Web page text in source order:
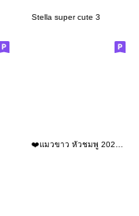
Stella super cute 3
❤️แมวขาว หัวชมพู 2026❤️(No Text)